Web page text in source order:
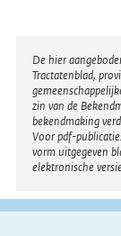
De hier
Tractatenblad,
zin van de
bekendmaking
Voor pdf-
vorm uitgegeven
elektronische